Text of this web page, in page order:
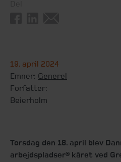
19. april 2024
Emner: Generel
Forfatter:
Beierholm
Torsdag den 18. april blev
arbejdspladser® kåret ved